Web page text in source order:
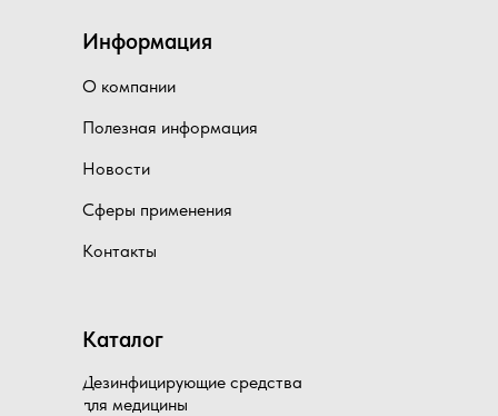
О компании
Дезинфицирующие средства
для медицины
Информация
Каталог
Полезная информация
Новости
Сферы применения
Контакты